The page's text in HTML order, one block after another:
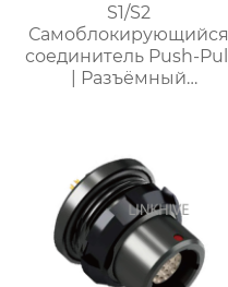
S1/S2
Самоблокирующийся
соединитель Push-Pull
| Разъёмный
уплотнение